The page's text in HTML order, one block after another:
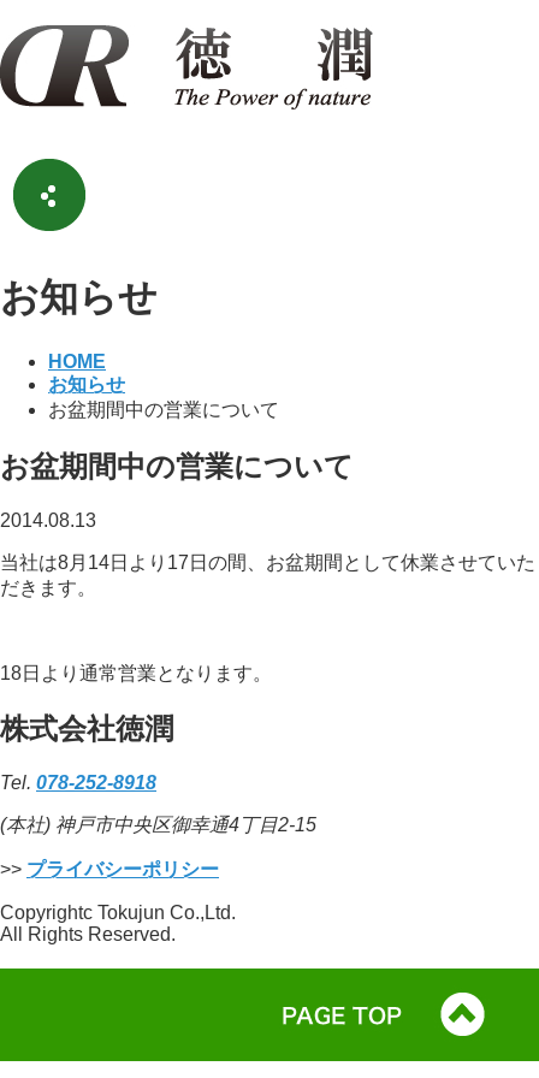
お知らせ
HOME
お知らせ
お盆期間中の営業について
お盆期間中の営業について
2014.08.13
当社は8月14日より17日の間、お盆期間として休業させていた
だきます。
18日より通常営業となります。
株式会社徳潤
Tel. 078-252-8918
(本社) 神戸市中央区御幸通4丁目2-15
>> プライバシーポリシー
Copyrightc Tokujun Co.,Ltd.
All Rights Reserved.